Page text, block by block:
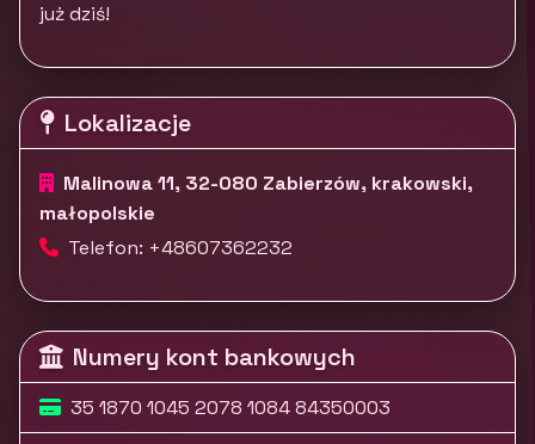
już dziś!
Lokalizacje
Malinowa 11, 32-080 Zabierzów, krakowski,
małopolskie
Telefon: +48607362232
Numery kont bankowych
35 1870 1045 2078 1084 84350003